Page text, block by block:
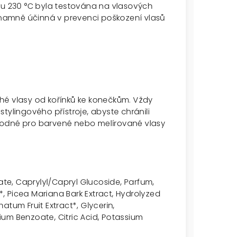
230 °C byla testována na vlasových
účinná v prevenci poškození vlasů
vlasy od kořínků ke konečkům. Vždy
přístroje, abyste chránili
pro barvené nebo melírované vlasy
Caprylyl/Capryl Glucoside, Parfum,
Picea Mariana Bark Extract, Hydrolyzed
Fruit Extract*, Glycerin,
Benzoate, Citric Acid, Potassium